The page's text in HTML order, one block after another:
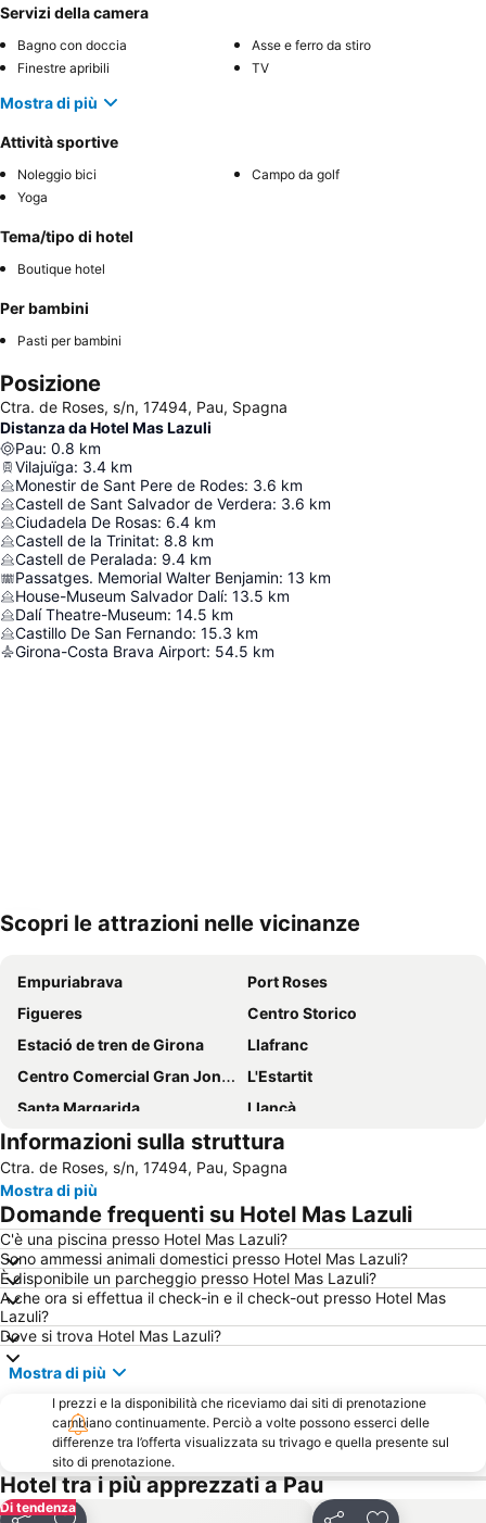
Servizi della camera
Bagno con doccia
Asse e ferro da stiro
Finestre apribili
TV
Mostra di più
Attività sportive
Noleggio bici
Campo da golf
Yoga
Tema/tipo di hotel
Boutique hotel
Per bambini
Pasti per bambini
Posizione
Ctra. de Roses, s/n, 17494, Pau, Spagna
Distanza da Hotel Mas Lazuli
Pau: 0.8 km
Vilajuïga: 3.4 km
Monestir de Sant Pere de Rodes: 3.6 km
Castell de Sant Salvador de Verdera: 3.6 km
Ciudadela De Rosas: 6.4 km
Castell de la Trinitat: 8.8 km
Castell de Peralada: 9.4 km
Passatges. Memorial Walter Benjamin: 13 km
House-Museum Salvador Dalí: 13.5 km
Dalí Theatre-Museum: 14.5 km
Castillo De San Fernando: 15.3 km
Girona-Costa Brava Airport: 54.5 km
Espandi mappa
Scopri le attrazioni nelle vicinanze
Empuriabrava
Port Roses
Figueres
Centro Storico
Estació de tren de Girona
Llafranc
Centro Comercial Gran Jonquera
L'Estartit
Santa Margarida
Llançà
Port de L' Escala
Illes Medes
Barri Vell
Baie de Cadaques
Estació d autobusos de Girona
L'Escala Empúries
Castell de Begur
Catalunya
Cala Joncols
Cap de Creus
Castell Palau de la Bisbal d'Empordà
Tamariu
Plage Centrale de Sainte Marie la Mer
Sant Pere Pescador
Sant Martí d'Empúries
Cala Montgó Beach
Aqua Brava
Platja de la Punta
Sa Riera
Espace Aquatique
Antic Hospital de Santa Caterina
Marina de Empuriabrava
Informazioni sulla struttura
Ctra. de Roses, s/n, 17494, Pau, Spagna
Mostra di più
Domande frequenti su Hotel Mas Lazuli
C'è una piscina presso Hotel Mas Lazuli?
Sono ammessi animali domestici presso Hotel Mas Lazuli?
È disponibile un parcheggio presso Hotel Mas Lazuli?
A che ora si effettua il check-in e il check-out presso Hotel Mas
Lazuli?
Dove si trova Hotel Mas Lazuli?
Mostra di più
I prezzi e la disponibilità che riceviamo dai siti di prenotazione
cambiano continuamente. Perciò a volte possono esserci delle
differenze tra l’offerta visualizzata su trivago e quella presente sul
sito di prenotazione.
Hotel tra i più apprezzati a Pau
Di tendenza